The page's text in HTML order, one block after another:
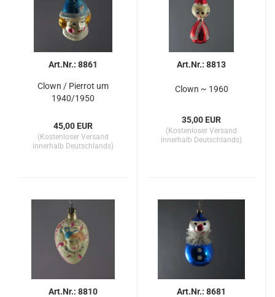
Art.Nr.: 8861
Clown / Pierrot um
1940/1950
45,00 EUR
(Kostenloser Versand
innerhalb Deutschlands)
Art.Nr.: 8813
Clown ~ 1960
35,00 EUR
(Kostenloser Versand
innerhalb Deutschlands)
Art.Nr.: 8810 Art.Nr.: 8681